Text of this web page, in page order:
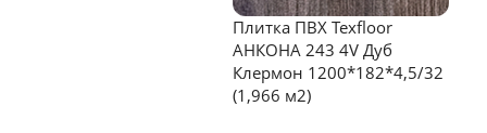
Плитка ПВХ Texfloor
АНКОНА 243 4V Дуб
Клермон 1200*182*4,5/32
(1,966 м2)
обработку персональных данных